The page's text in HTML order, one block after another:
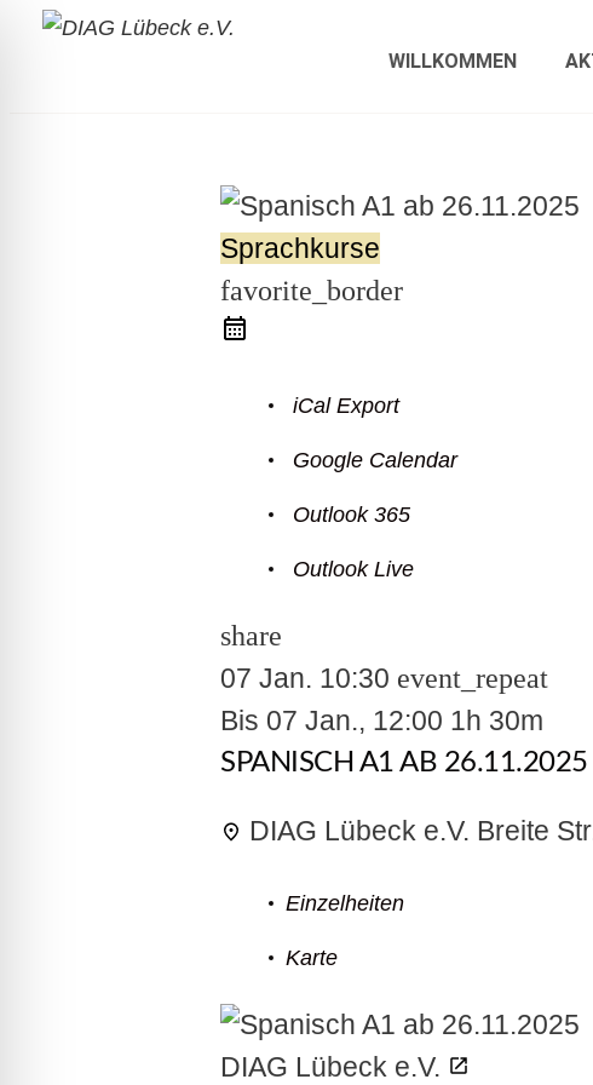
WILLKOMMEN
Sprachkurse
favorite_border
iCal Export
Google Calendar
Outlook 365
Outlook Live
share
07 Jan. 10:30 event_repeat
Bis 07 Jan., 12:00 1h 30m
SPANISCH A1 AB 26.11.2025
DIAG Lübeck e.V. Breite
Einzelheiten
Karte
DIAG Lübeck e.V.